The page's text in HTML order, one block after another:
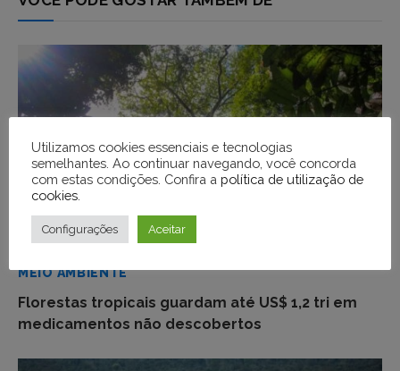
MEIO AMBIENTE
Florestas tropicais guardam até US$ 1,2 tri em
medicamentos não descobertos
Utilizamos cookies essenciais e tecnologias
semelhantes. Ao continuar navegando, você concorda
com estas condições. Confira a política de utilização de
cookies
Configurações Aceitar